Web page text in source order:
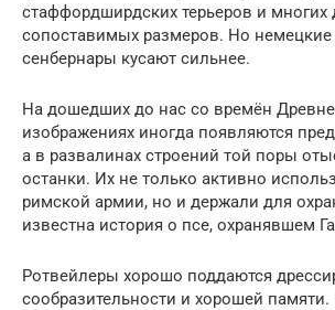
стаффордширдских терьеров и многих
сопоставимых размеров. Но немецкие
сенбернары кусают сильнее.
На дошедших до нас со времён
изображениях иногда появляются
а в развалинах строений той поры
останки. Их не только активно
римской армии, но и держали для
известна история о псе, охранявшем
Ротвейлеры хорошо поддаются
сообразительности и хорошей